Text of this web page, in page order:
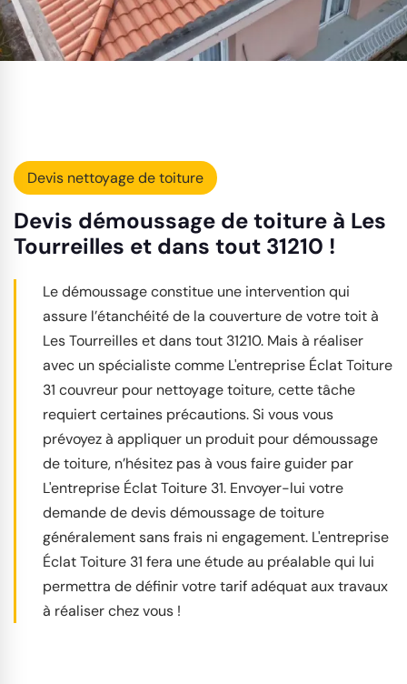
Devis nettoyage de toiture
Devis démoussage de toiture à Les
Tourreilles et dans tout 31210 !
Le démoussage constitue une intervention qui
assure l’étanchéité de la couverture de votre toit à
Les Tourreilles et dans tout 31210. Mais à réaliser
avec un spécialiste comme L'entreprise Éclat Toiture
31 couvreur pour nettoyage toiture, cette tâche
requiert certaines précautions. Si vous vous
prévoyez à appliquer un produit pour démoussage
de toiture, n’hésitez pas à vous faire guider par
L'entreprise Éclat Toiture 31. Envoyer-lui votre
demande de devis démoussage de toiture
généralement sans frais ni engagement. L'entreprise
Éclat Toiture 31 fera une étude au préalable qui lui
permettra de définir votre tarif adéquat aux travaux
à réaliser chez vous !